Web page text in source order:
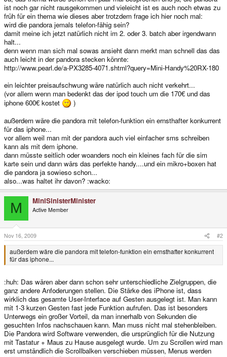
ist noch gar nicht rausgekommen und vieleicht ist es auch noch etwas zu
früh für ein thema wie dieses aber trotzdem frage ich hier noch mal:
wird die pandora jemals telefon-fähig sein?
damit meine ich jetzt natürlich nicht im 2. oder 3. batch aber irgendwann
halt...
denn wenn man sich mal sowas ansieht dann merkt man schnell das das
auch leicht in der pandora stecken könnte:
http://www.pearl.de/a-PX3285-4071.shtml?query=Mini-Handy%20RX-180
ein leichter preisaufschwung wäre natürlich auch nicht verkehrt...
(vor allem wenn man bedenkt das der ipod touch um die 170€ und das
iphone 600€ kostet
)
außerdem wäre die pandora mit telefon-funktion ein ernsthafter konkurrent
für das iphone...
vor allem weil man mit der pandora auch viel einfacher sms schreiben
kann als mit dem iphone.
dann müsste seitlich oder woanders noch ein kleines fach für die sim
karte sein und dann wärs das perfekte handy....und ein mikro+boxen hat
die pandora ja sowieso schon...
also...was haltet ihr davon? :wacko:
M MiniSinisterMinister
Active Member
Nov 16, 2009 #2
außerdem wäre die pandora mit telefon-funktion ein ernsthafter konkurrent
für das iphone...
:huh: Das wären aber dann schon sehr unterschiedliche Zielgruppen, die
ganz andere Anfoderungen stellen. Die Stärke des iPhone ist, dass
wirklich das gesamte User-Interface auf Gesten ausgelegt ist. Man kann
mit 1-3 kurzen Gesten fast jede Funktion aufrufen. Das ist besonders
Unterwegs ein großer Vorteil, da man innerhalb von Sekunden die
gesuchten Infos nachschauen kann. Man muss nicht mal stehenbleiben.
Die Pandora wird Software verwenden, die ursprünglich für die Nutzung
mit Tastatur + Maus zu Hause ausgelegt wurde. Um zu Scrollen wird man
erst umständlich die Scrollbalken verschieben müssen, Menus werden